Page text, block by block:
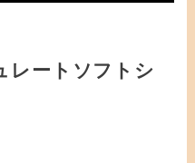
レートソフトシ